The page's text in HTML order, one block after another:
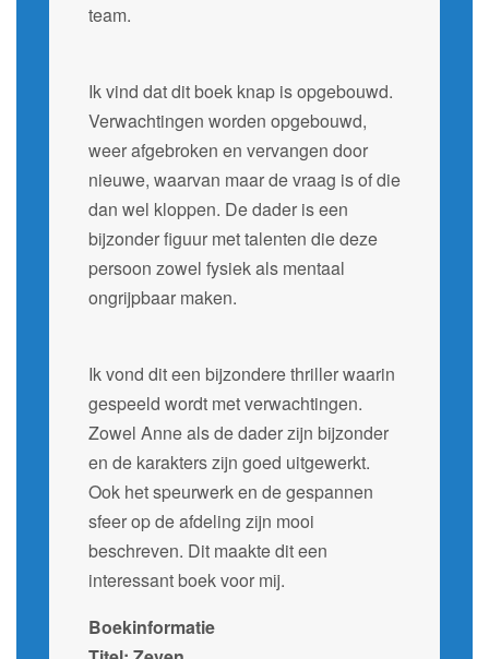
team.
Ik vind dat dit boek knap is opgebouwd.
Verwachtingen worden opgebouwd,
weer afgebroken en vervangen door
nieuwe, waarvan maar de vraag is of die
dan wel kloppen. De dader is een
bijzonder figuur met talenten die deze
persoon zowel fysiek als mentaal
ongrijpbaar maken.
Ik vond dit een bijzondere thriller waarin
gespeeld wordt met verwachtingen.
Zowel Anne als de dader zijn bijzonder
en de karakters zijn goed uitgewerkt.
Ook het speurwerk en de gespannen
sfeer op de afdeling zijn mooi
beschreven. Dit maakte dit een
interessant boek voor mij.
Boekinformatie